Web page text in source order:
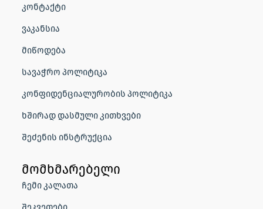
კონტაქტი
ვაკანსია
მიწოდება
სავაჭრო პოლიტიკა
კონფიდენციალურობის პოლიტიკა
ხშირად დასმული კითხვები
შეძენის ინსტრუქცია
მომხმარებელი
ჩემი კალათა
შეკვეთები